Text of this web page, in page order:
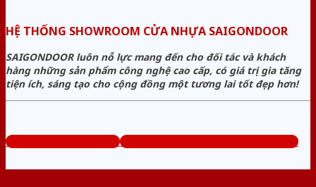
HỆ THỐNG SHOWROOM CỬA NHỰA SAIGONDOOR
SAIGONDOOR luôn nỗ lực mang đến cho đối tác và khách
hàng những sản phẩm công nghệ cao cấp, có giá trị gia tăng
tiện ích, sáng tạo cho cộng đồng một tương lai tốt đẹp hơn!
www.cuanhuagiago.com Tổng đài tư vấn miễn phí: 0824.400.400